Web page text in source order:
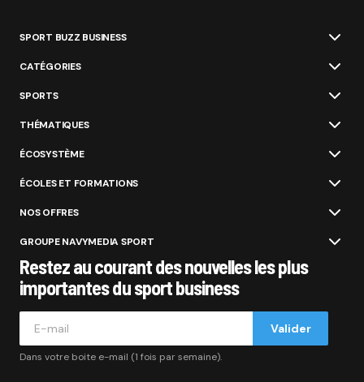
SPORT BUZZ BUSINESS
CATÉGORIES
SPORTS
THÉMATIQUES
ÉCOSYSTÈME
ÉCOLES ET FORMATIONS
NOS OFFRES
GROUPE NAVYMEDIA SPORT
Restez au courant des nouvelles les plus
importantes du sport business
Valider
Dans votre boite e-mail (1 fois par semaine).